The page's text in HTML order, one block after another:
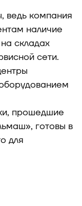
ведь компания
наличие
складах
сети.
прошедшие
готовы в
для